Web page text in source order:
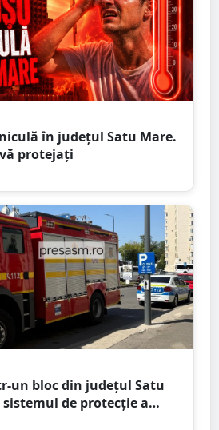
în județul Satu Mare.
protejați
un bloc din județul Satu
de protecție a